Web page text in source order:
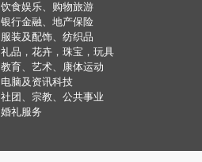
饮食娱乐、购物旅游
银行金融、地产保险
服装及配饰、纺织品
礼品，花卉，珠宝，玩具
教育、艺术、康体运动
电脑及资讯科技
社团、宗教、公共事业
婚礼服务